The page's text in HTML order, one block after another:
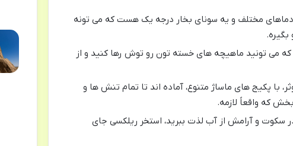
دماهای مختلف و یه سونای بخار درجه یک هست که می تونه
می تونید ماهیچه های خسته تون رو توش رها کنید و از
با پکیج های ماساژ متنوع، آماده اند تا تمام تنش ها و
که واقعاً لازمه.
سکوت و آرامش از آب لذت ببرید، استخر ریلکسی جای